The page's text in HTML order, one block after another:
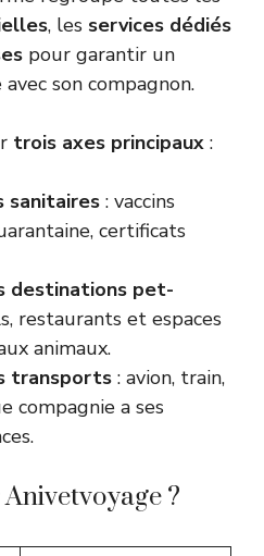
, les services dédiés
pour garantir un
son compagnon.
trois axes principaux :
sanitaires : vaccins
certificats
destinations pet-
restaurants et espaces
animaux.
transports : avion, train,
compagnie a ses
?